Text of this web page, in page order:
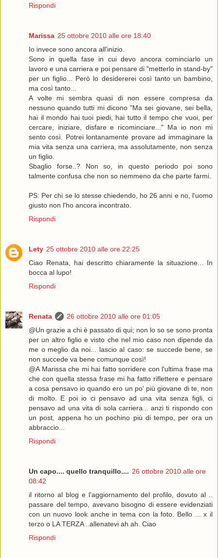
Rispondi
Marissa 25 ottobre 2010 alle ore 18:40
Io invece sono ancora all'inizio.
Sono in quella fase in cui devo ancora cominciarlo un
lavoro e una carriera e poi pensare di "metterlo in stand-by"
per un figlio... Però lo desidererei così tanto un bambino,
ma così tanto...
A volte mi sembra quasi di non essere compresa da
nessuno quando tutti mi dicono "Ma sei giovane, sei bella,
hai il mondo hai tuoi piedi, hai tutto il tempo che vuoi, per
cercare, iniziare, disfare e ricominciare..." Ma io non mi
sento così. Potrei lontanamente provare ad immaginare la
mia vita senza una carriera, ma assolutamente, non senza
un figlio.
Sbaglio forse..? Non so, in questo periodo poi sono
talmente confusa che non so nemmeno da che parte farmi.
PS: Per chi se lo stesse chiedendo, ho 26 anni e no, l'uomo
giusto non l'ho ancora incontrato.
Rispondi
Lety 25 ottobre 2010 alle ore 22:25
Ciao Renata, hai descritto chiaramente la situazione... In
bocca al lupo!
Rispondi
Renata
26 ottobre 2010 alle ore 01:05
@Un grazie a chi è passato di qui; non lo so se sono pronta
per un altro figlio e visto che nel mio caso non dipende da
me o meglio da noi... lascio al caso: se succede bene, se
non succede va bene comunque così!
@A Marissa che mi hai fatto sorridere con l'ultima frase ma
che con quella stessa frase mi ha fatto riflettere e pensare
a cosa pensavo io quando ero un po' più giovane di te, non
di molto. E poi io ci pensavo ad una vita senza figli, ci
pensavo ad una vita di sola carriera... anzi ti rispondo con
un post, appena ho un pochino più di tempo, per ora un
abbraccio...
Rispondi
Un capo.... quello tranquillo.... 26 ottobre 2010 alle ore
08:42
il ritorno al blog e l'aggiornamento del profilo, dovuto al ..
passare del tempo, avevano bisogno di essere evidenziati
con un nuovo look anche in tema con la foto. Bello ... x il
terzo o LA TERZA ..allenatevi ah ah. Ciao
Rispondi